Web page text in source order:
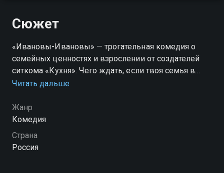
Сюжет
«Ивановы-Ивановы» — трогательная комедия о
семейных ценностях и взрослении от создателей
ситкома «Кухня». Чего ждать, если твоя семья в
одночасье станет в два раза больше? Привычный
родители узнают о подмене в роддоме — 16 лет они
воспитывали чужого ребенка! Семье успешного
бизнесмена Антона Иванова предстоит
невозможное — породниться и жить под одной
Читать дальше
Жанр
Комедия
Страна
Россия